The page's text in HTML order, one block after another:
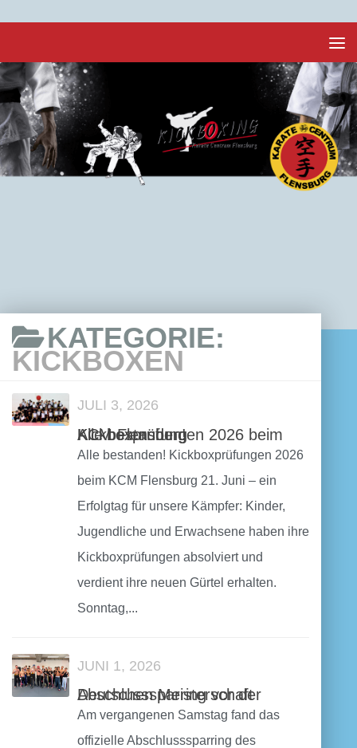
Unter dem Inhalt
KATEGORIE:
KICKBOXEN
JULI 3, 2026
Alle bestanden! Kickboxprüfungen 2026 beim KCM Flensburg
Alle bestanden! Kickboxprüfungen 2026
beim KCM Flensburg 21. Juni – ein
Erfolgtag für unsere Kämpfer: Kinder,
Jugendliche und Erwachsene haben ihre
Kickboxprüfungen absolviert und
verdient ihre neuen Gürtel erhalten.
Sonntag,...
JUNI 1, 2026
Abschlusssparring vor der Deutschen Meisterschaft
Am vergangenen Samstag fand das
offizielle Abschlusssparring des